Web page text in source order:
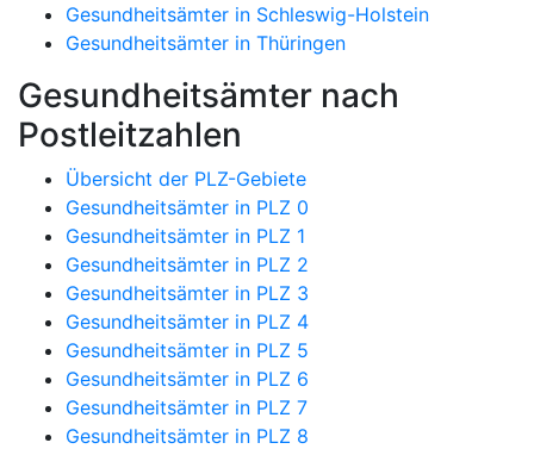
Gesundheitsämter in Schleswig-Holstein
Gesundheitsämter in Thüringen
Gesundheitsämter nach
Postleitzahlen
Übersicht der PLZ-Gebiete
Gesundheitsämter in PLZ 0
Gesundheitsämter in PLZ 1
Gesundheitsämter in PLZ 2
Gesundheitsämter in PLZ 3
Gesundheitsämter in PLZ 4
Gesundheitsämter in PLZ 5
Gesundheitsämter in PLZ 6
Gesundheitsämter in PLZ 7
Gesundheitsämter in PLZ 8